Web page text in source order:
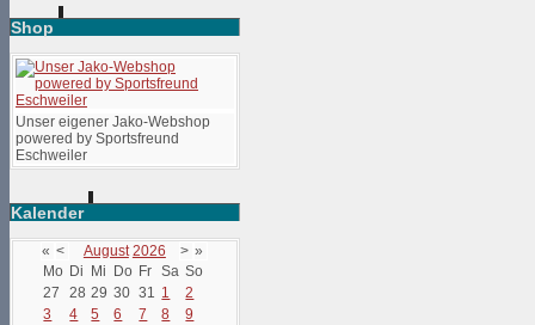
Shop
Unser eigener Jako-Webshop
powered by Sportsfreund
Eschweiler
Kalender
« < August 2026 > »
Mo Di Mi Do Fr Sa So
27
28 29 30 31 1
2
3
4 5 6 7 8
9